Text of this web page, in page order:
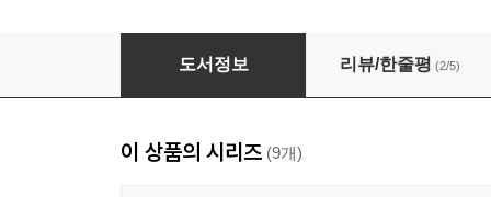
반장으로서의 책임과 의무 3
도서정보 리뷰/한줄평 (2/5)
이 상품의 시리즈 (9개)